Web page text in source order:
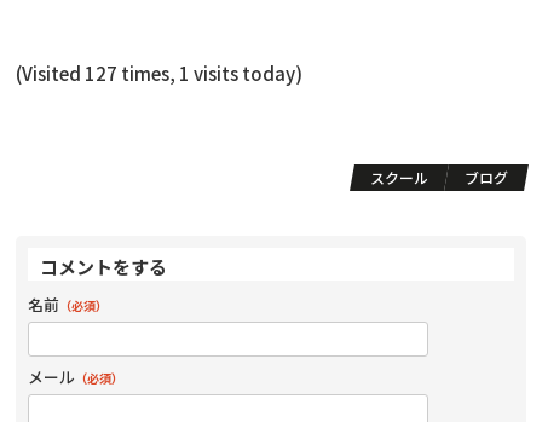
(Visited 127 times, 1 visits today)
スクール ブログ
コメントをする
名前 （必須）
メール （必須）